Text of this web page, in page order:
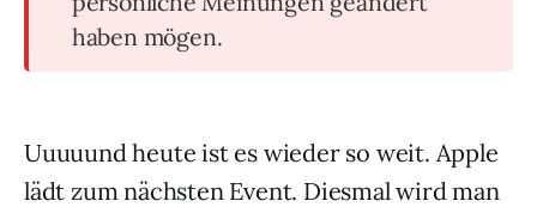
haben mögen.
Uuuuund heute ist es wieder so weit. Apple
lädt zum nächsten Event. Diesmal wird man